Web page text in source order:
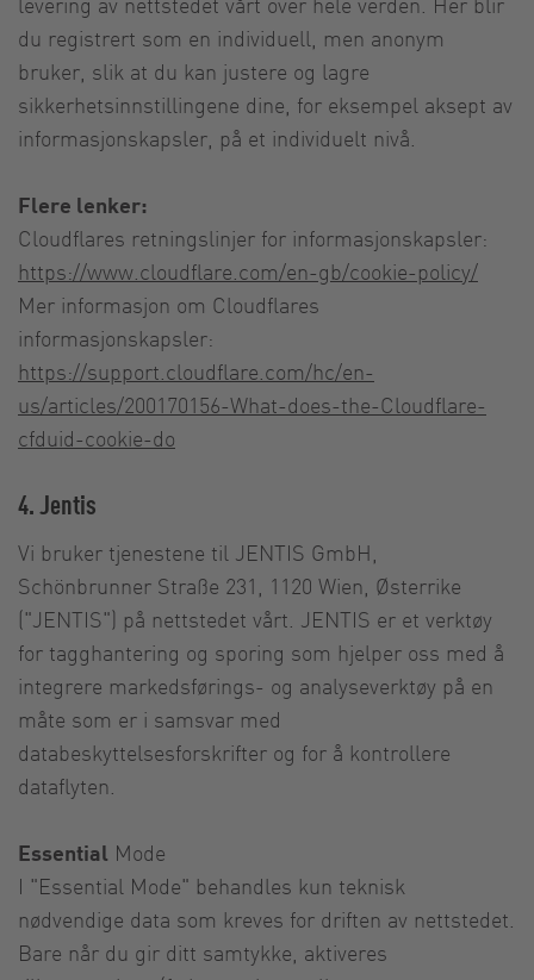
du registrert som en individuell, men anonym
bruker, slik at du kan justere og lagre
sikkerhetsinnstillingene dine, for eksempel aksept av
informasjonskapsler, på et individuelt nivå.
Flere lenker:
Cloudflares retningslinjer for informasjonskapsler:
https://www.cloudflare.com/en-gb/cookie-policy/
Mer informasjon om Cloudflares
informasjonskapsler:
https://support.cloudflare.com/hc/en-
us/articles/200170156-What-does-the-Cloudflare-
cfduid-cookie-do
4. Jentis
Vi bruker tjenestene til JENTIS GmbH,
Schönbrunner Straße 231, 1120 Wien, Østerrike
("JENTIS") på nettstedet vårt. JENTIS er et verktøy
for tagghantering og sporing som hjelper oss med å
integrere markedsførings- og analyseverktøy på en
måte som er i samsvar med
databeskyttelsesforskrifter og for å kontrollere
dataflyten.
Essential Mode
I "Essential Mode" behandles kun teknisk
nødvendige data som kreves for driften av nettstedet.
Bare når du gir ditt samtykke, aktiveres